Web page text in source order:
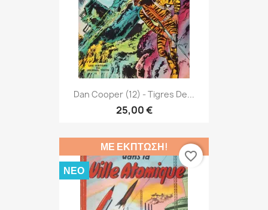
Dan Cooper (12) - Tigres De...
25,00 €
ΜΕ ΈΚΠΤΩΣΗ!
ΝΈΟ
favorite_border